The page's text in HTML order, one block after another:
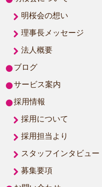
明桜会の想い
理事長メッセージ
法人概要
ブログ
サービス案内
採用情報
採用について
採用担当より
スタッフインタビュー
募集要項